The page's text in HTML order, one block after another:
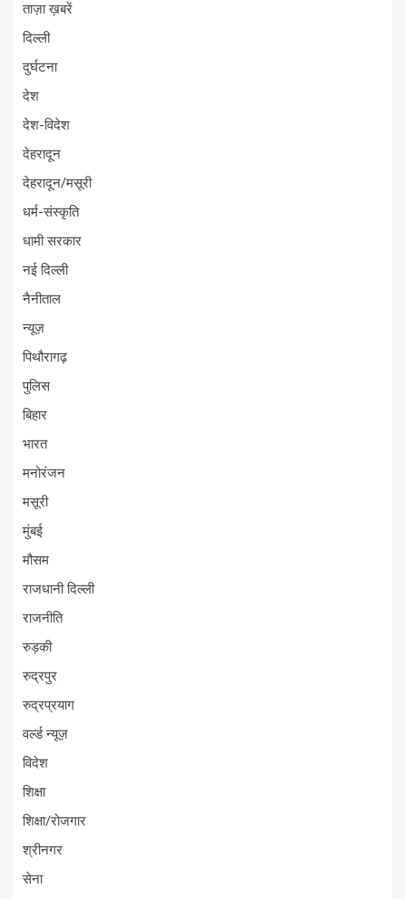
ताज़ा ख़बरें
दिल्ली
दुर्घटना
देश
देश-विदेश
देहरादून
देहरादून/मसूरी
धर्म-संस्कृति
धामी सरकार
नई दिल्ली
नैनीताल
न्यूज़
पिथौरागढ़
पुलिस
बिहार
भारत
मनोरंजन
मसूरी
मुंबई
मौसम
राजधानी दिल्ली
राजनीति
रुड़की
रुद्रपुर
रुद्रप्रयाग
वर्ल्ड न्यूज़
विदेश
शिक्षा
शिक्षा/रोजगार
श्रीनगर
सेना